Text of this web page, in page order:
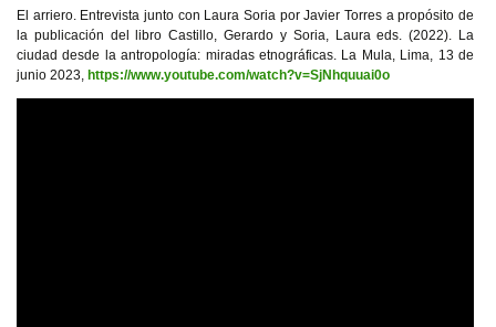
El arriero. Entrevista junto con Laura Soria por Javier Torres a propósito de
la publicación del libro Castillo, Gerardo y Soria, Laura eds. (2022). La
ciudad desde la antropología: miradas etnográficas. La Mula, Lima, 13 de
junio 2023, https://www.youtube.com/watch?v=SjNhquuai0o